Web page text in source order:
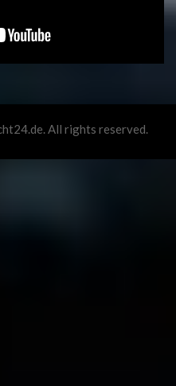
All rights reserved.